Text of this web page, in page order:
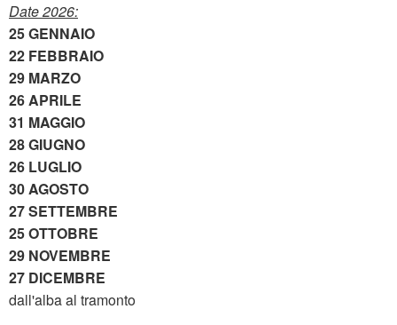
Date 2026:
25 GENNAIO
22 FEBBRAIO
29 MARZO
26 APRILE
31 MAGGIO
28 GIUGNO
26 LUGLIO
30 AGOSTO
27 SETTEMBRE
25 OTTOBRE
29 NOVEMBRE
27 DICEMBRE
dall'alba al tramonto